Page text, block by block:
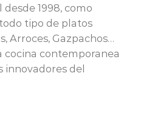
1998, como
tipo de platos
Arroces, Gazpachos…
cocina contemporanea
innovadores del